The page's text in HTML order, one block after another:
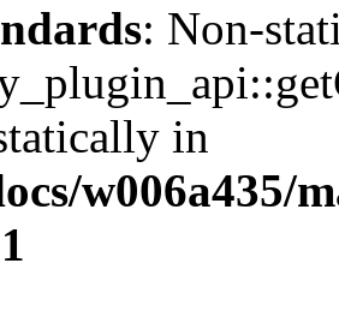
: Non-
in
w006a435/